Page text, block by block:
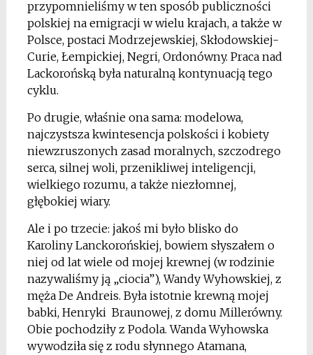
przypomnieliśmy w ten sposób publiczności
polskiej na emigracji w wielu krajach, a także w
Polsce, postaci Modrzejewskiej, Skłodowskiej-
Curie, Łempickiej, Negri, Ordonówny. Praca nad
Lackorońską była naturalną kontynuacją tego
cyklu.
Po drugie, właśnie ona sama: modelowa,
najczystsza kwintesencja polskości i kobiety
niewzruszonych zasad moralnych, szczodrego
serca, silnej woli, przenikliwej inteligencji,
wielkiego rozumu, a także niezłomnej,
głębokiej wiary.
Ale i po trzecie: jakoś mi było blisko do
Karoliny Lanckorońskiej, bowiem słyszałem o
niej od lat wiele od mojej krewnej (w rodzinie
nazywaliśmy ją „ciocia”), Wandy Wyhowskiej, z
męża De Andreis. Była istotnie krewną mojej
babki, Henryki Braunowej, z domu Millerówny.
Obie pochodziły z Podola. Wanda Wyhowska
wywodziła się z rodu słynnego Atamana,